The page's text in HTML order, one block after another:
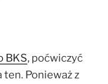
BKS, poćwiczyć
Ponieważ z